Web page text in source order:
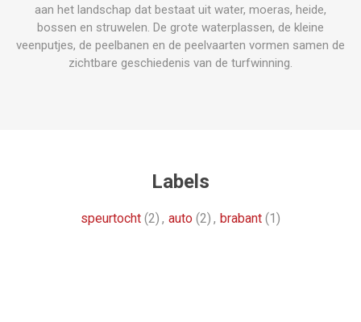
aan het landschap dat bestaat uit water, moeras, heide,
bossen en struwelen. De grote waterplassen, de kleine
veenputjes, de peelbanen en de peelvaarten vormen samen de
zichtbare geschiedenis van de turfwinning.
Labels
speurtocht (2) , auto (2) , brabant (1)